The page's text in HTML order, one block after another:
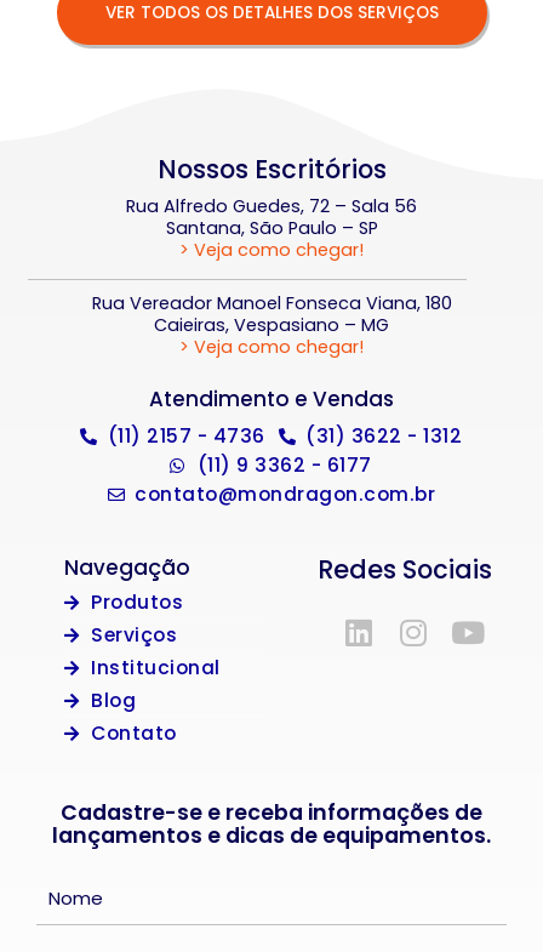
VER TODOS OS DETALHES DOS SERVIÇOS
Nossos Escritórios
Rua Alfredo Guedes, 72 – Sala 56
Santana, São Paulo – SP
> Veja como chegar!
Rua Vereador Manoel Fonseca Viana, 180
Caieiras, Vespasiano – MG
> Veja como chegar!
Atendimento e Vendas
(11) 2157 - 4736
(31) 3622 - 1312
(11) 9 3362 - 6177
contato@mondragon.com.br
Navegação
Produtos
Serviços
Institucional
Blog
Contato
Redes Sociais
Cadastre-se e receba informações de
lançamentos e dicas de equipamentos.